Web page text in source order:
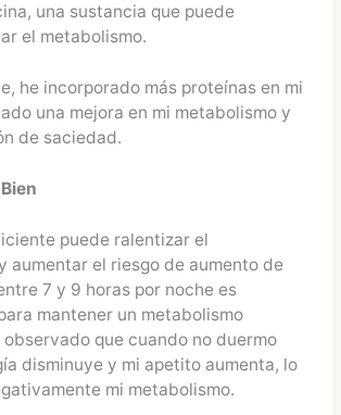
una sustancia que puede
el metabolismo.
he incorporado más proteínas en mi
una mejora en mi metabolismo y
de saciedad.
puede ralentizar el
aumentar el riesgo de aumento de
7 y 9 horas por noche es
mantener un metabolismo
observado que cuando no duermo
disminuye y mi apetito aumenta, lo
mi metabolismo.